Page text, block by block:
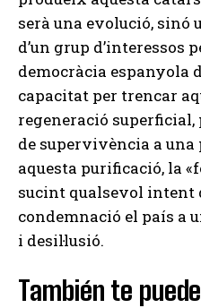
serà una evolució, sinó
d’un grup d’interessos
democràcia espanyola
capacitat per trencar
regeneració superficial,
de supervivència a una
aquesta purificació, la
sucint qualsevol intent
condemnació el país a
i desil·lusió.
También te